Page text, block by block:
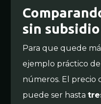
sin subsidio
Para que quede
ejemplo práctico
números. El precio
puede ser hasta